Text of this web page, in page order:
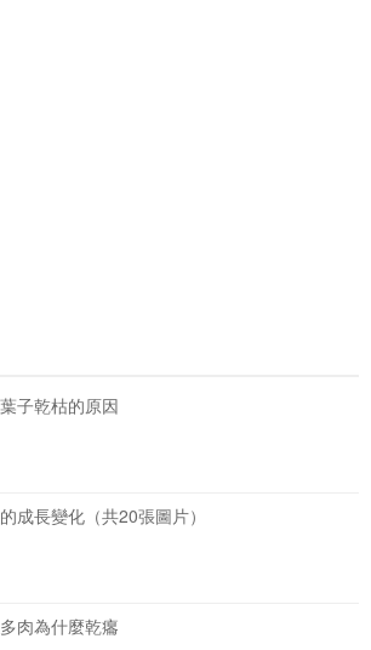
子乾枯的原因
成長變化（共20張圖片）
肉為什麼乾癟